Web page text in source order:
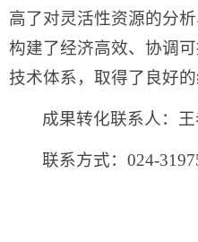
高了对灵活性资源的分
构建了经济高效、协调
技术体系，取得了良好
成果转化联系人：
联系方式：024-